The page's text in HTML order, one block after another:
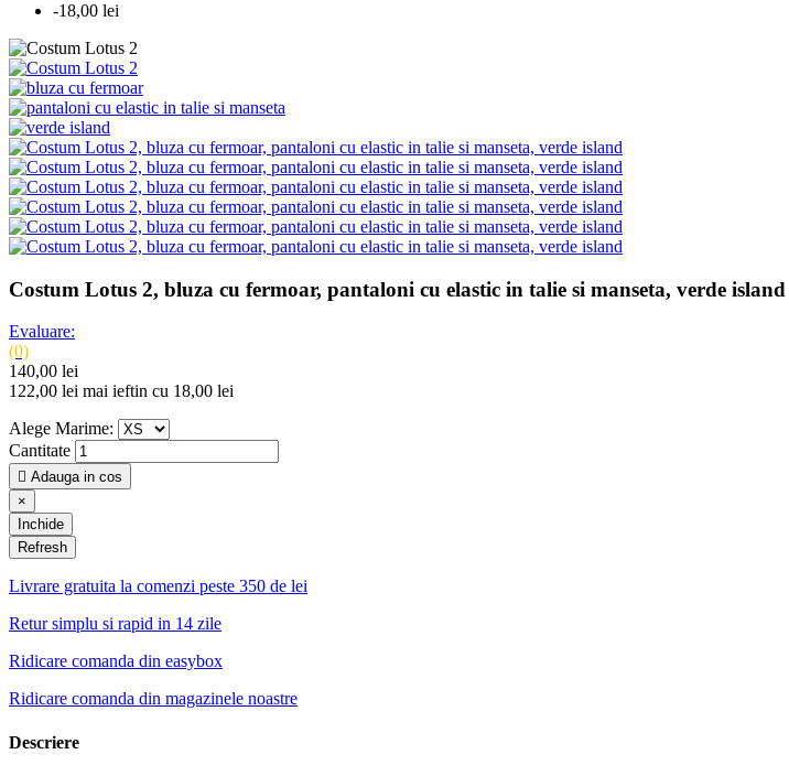
-18,00 lei
Costum Lotus 2, bluza cu fermoar, pantaloni cu elastic in talie si manseta, verde island
Evaluare:
(0)
140,00 lei
122,00 lei mai ieftin cu 18,00 lei
Alege Marime:
Cantitate
 Adauga in cos
×
Inchide
Livrare gratuita la comenzi peste 350 de lei
Retur simplu si rapid in 14 zile
Ridicare comanda din easybox
Ridicare comanda din magazinele noastre
Descriere